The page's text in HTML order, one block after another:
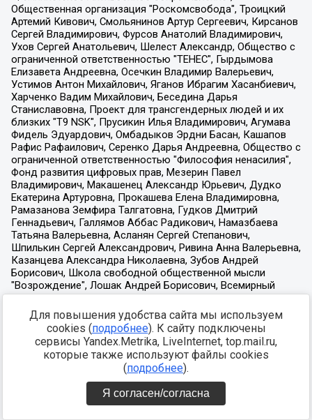
Для повышения удобства сайта мы используем
cookies (подробнее). К сайту подключены
сервисы Yandex.Metrika, LiveInternet, top.mail.ru,
которые также используют файлы cookies
(подробнее).
Я согласен/согласна